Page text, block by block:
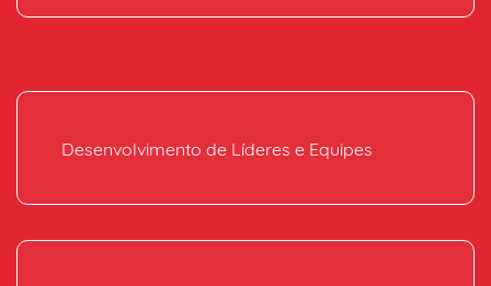
Desenvolvimento de Líderes e Equipes